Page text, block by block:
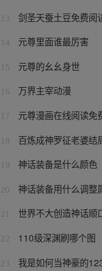
13 剑圣天蚕土豆免费阅
14 元尊里面谁最厉害
15 元尊的幺幺身世
16 万界主宰动漫
17 元尊漫画在线阅读免
18 百炼成神罗征老婆结
19 神话装备是什么颜色
20 神话装备用什么调整
21 世界不大创造神话顺
22 110级深渊刷哪个图
23 我是如何当神豪的